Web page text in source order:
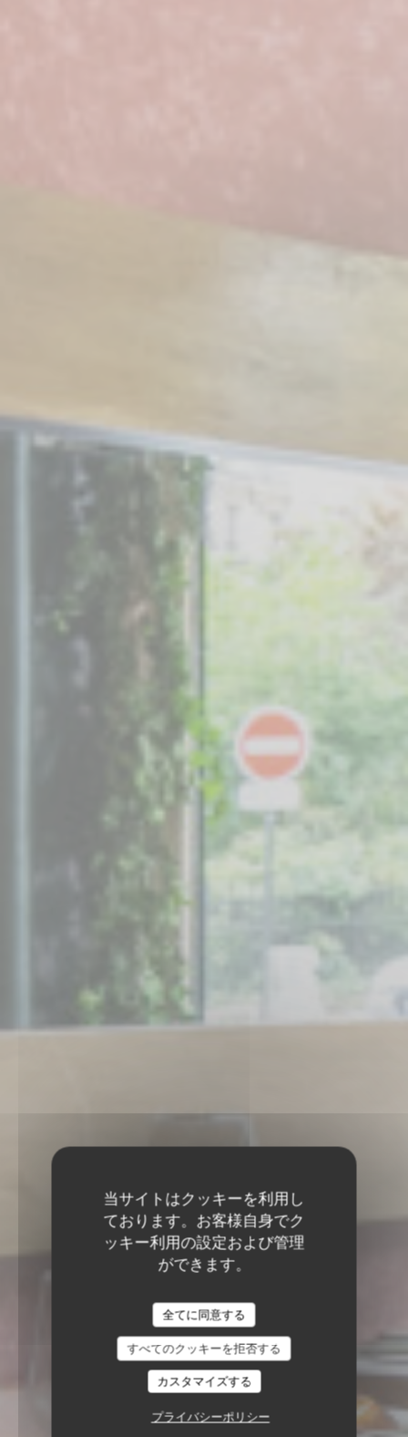
当サイトはクッキーを利用し
ております。お客様自身でク
ッキー利用の設定および管理
ができます。
全てに同意する
すべてのクッキーを拒否する
カスタマイズする
プライバシーポリシー